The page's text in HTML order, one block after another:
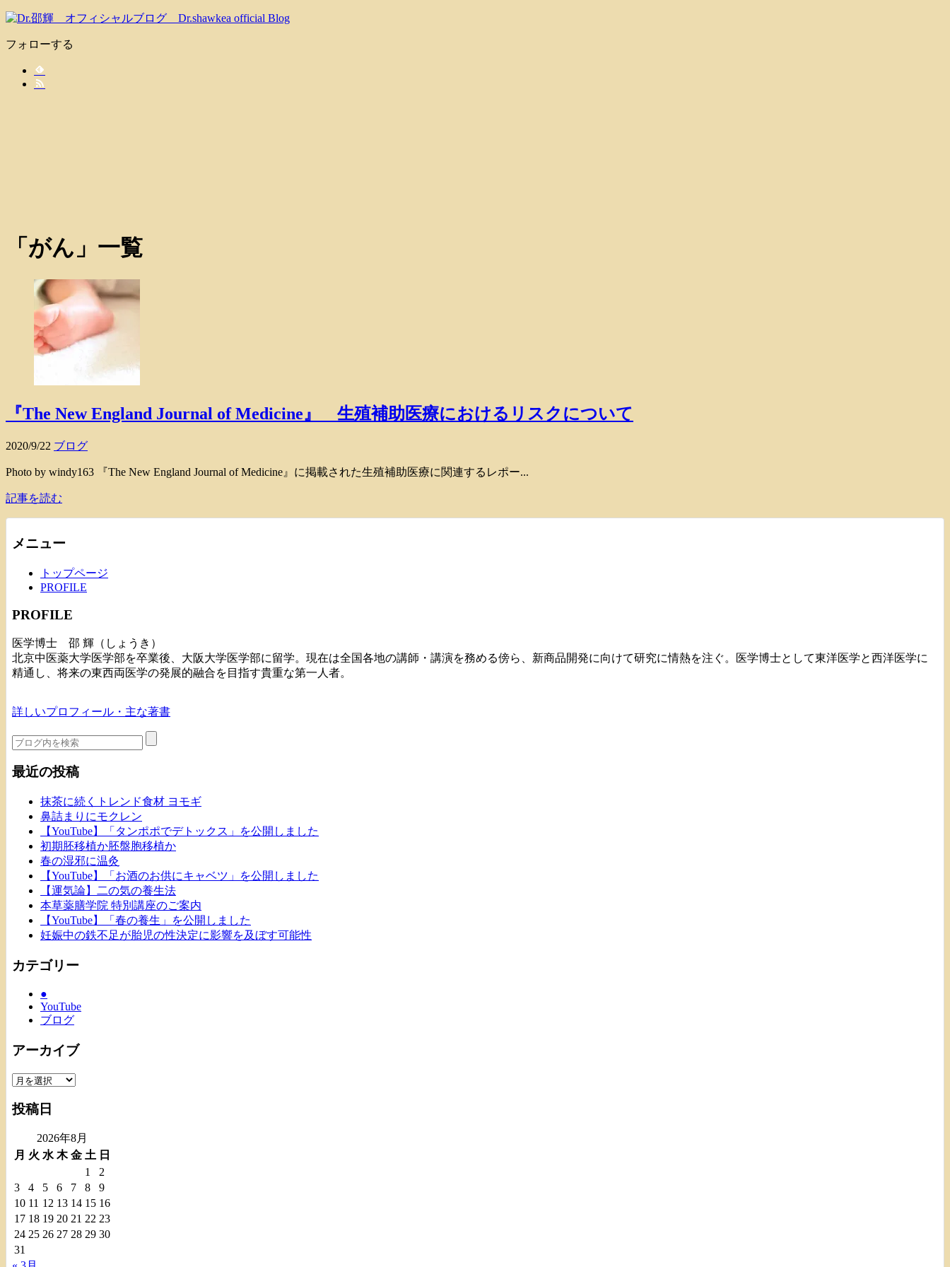
フォローする
「 がん 」 一覧
『The New England Journal of Medicine』 生殖補助医療におけるリスクについて
2020/9/22 ブログ
Photo by windy163 『The New England Journal of Medicine』に掲載された生殖補助医療に関連するレポー...
記事を読む
メニュー
トップページ
PROFILE
PROFILE
医学博士 邵 輝（しょうき）
北京中医薬大学医学部を卒業後、大阪大学医学部に留学。現在は全国各地の講師・講演を務める傍ら、新商品開発に向けて研究に情熱を注ぐ。医学博士として東洋医学と西洋医学に
精通し、将来の東西両医学の発展的融合を目指す貴重な第一人者。
詳しいプロフィール・主な著書
最近の投稿
抹茶に続くトレンド食材 ヨモギ
鼻詰まりにモクレン
【YouTube】「タンポポでデトックス」を公開しました
初期胚移植か胚盤胞移植か
春の湿邪に温灸
【YouTube】「お酒のお供にキャベツ」を公開しました
【運気論】二の気の養生法
本草薬膳学院 特別講座のご案内
【YouTube】「春の養生」を公開しました
妊娠中の鉄不足が胎児の性決定に影響を及ぼす可能性
カテゴリー
●
YouTube
ブログ
アーカイブ
ア
カ
投稿日
2026年8月
月 火 水 木 金 土 日
1
2
3
4 5 6 7 8
9
10 11 12 13 14 15 16
17 18 19 20 21 22 23
24 25 26 27 28 29 30
31